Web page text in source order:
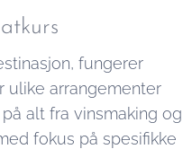
fungerer
ulike arrangementer
alt fra vinsmaking og
fokus på spesifikke